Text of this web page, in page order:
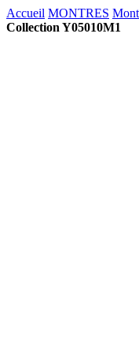
Accueil MONTRES
Collection Y05010M1